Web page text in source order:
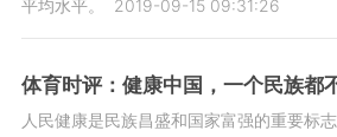
平均水平。
2019-09-15 09:31:26
体育时评：健康中国，一个民族都
人民健康是民族昌盛和国家富强的重要标志